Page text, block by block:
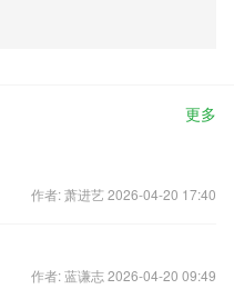
更多
作者: 萧进艺 2026-04-20 17:40
作者: 蓝谦志 2026-04-20 09:49